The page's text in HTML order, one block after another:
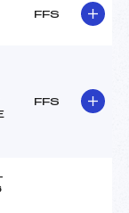
FFS
FFS